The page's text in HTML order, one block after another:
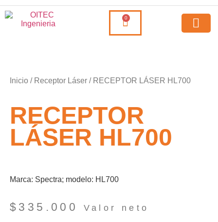
0
Inicio / Receptor Láser / RECEPTOR LÁSER HL700
RECEPTOR
LÁSER HL700
Marca: Spectra; modelo: HL700
$ 335.000 Valor neto